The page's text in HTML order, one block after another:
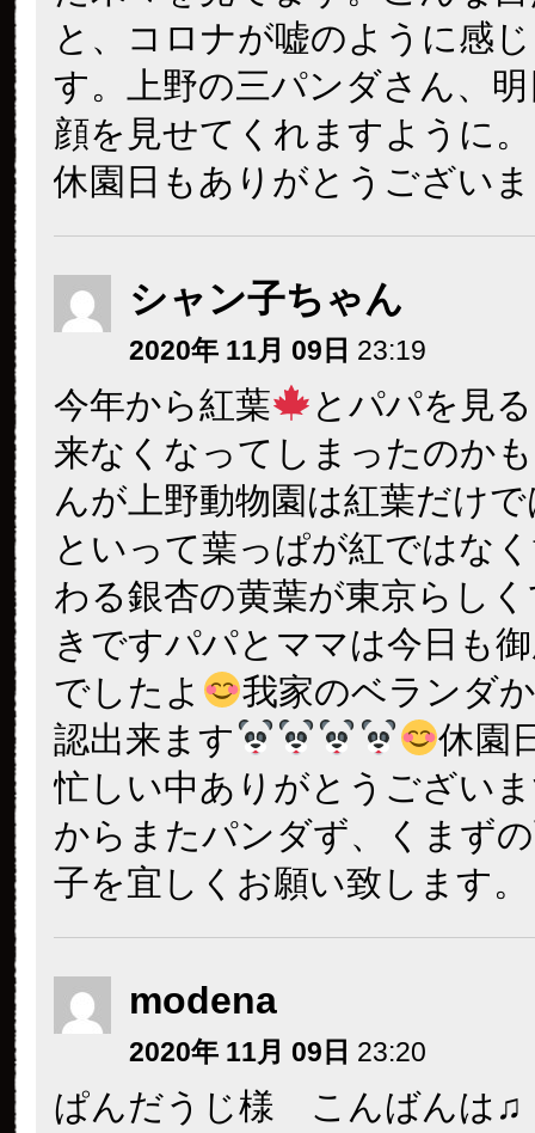
と、コロナが嘘のように感
す。上野の三パンダさん、
顔を見せてくれますように
休園日もありがとうござい
シャン子ちゃん
2020年 11月 09日 23:19
今年から紅葉
とパパを見
来なくなってしまったのか
んが上野動物園は紅葉だけ
といって葉っぱが紅ではな
わる銀杏の黄葉が東京らし
きですパパとママは今日も
でしたよ
我家のベランダ
認出来ます
休園
忙しい中ありがとうござい
からまたパンダず、くまず
子を宜しくお願い致します。
modena
2020年 11月 09日 23:20
ぱんだうじ様 こんばんは♫